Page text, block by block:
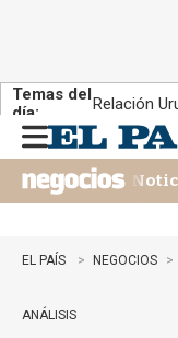
Temas del
día:
Relación
n
u
EL PAÍS NEGOCIOS
ANÁLISIS